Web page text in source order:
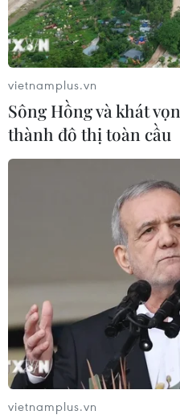
Kết thúc chuỗi
nhất trong lịch sử
Tháng Chín năm 2016 đã
nhiệt cao thứ hai trong lịch
nắng nóng kỷ lục liên tiếp
qua.
vietnamplus.vn
Sông Hồng và khát
thành đô thị toàn cầu
vietnamplus.vn